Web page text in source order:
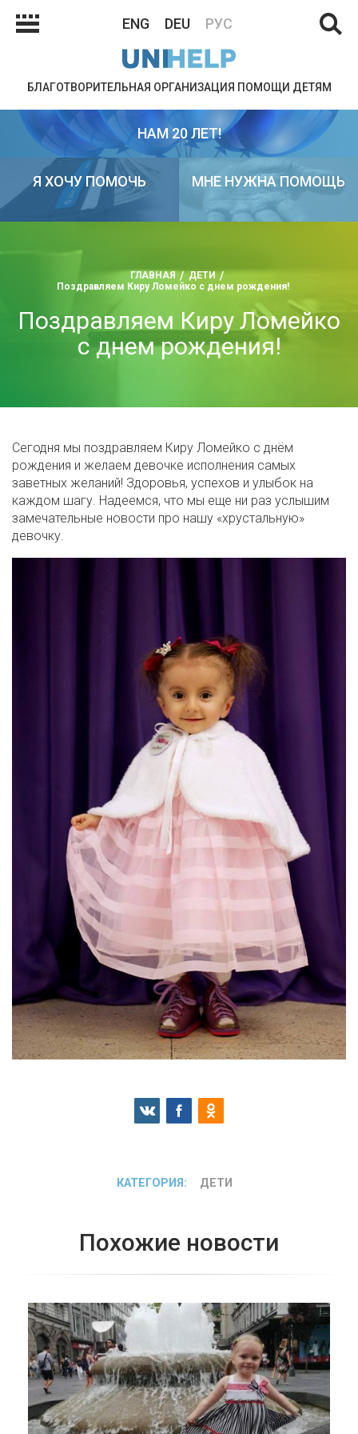
ENG DEU РУС
БЛАГОТВОРИТЕЛЬНАЯ ОРГАНИЗАЦИЯ ПОМОЩИ ДЕТЯМ
НАМ 20 ЛЕТ!
Я ХОЧУ ПОМОЧЬ МНЕ НУЖНА ПОМОЩЬ
ГЛАВНАЯ
ДЕТИ
Поздравляем Киру Ломейко с днем рождения!
Поздравляем Киру Ломейко
с днем рождения!
Сегодня мы поздравляем Киру Ломейко с днём
рождения и желаем девочке исполнения самых
заветных желаний! Здоровья, успехов и улыбок на
каждом шагу. Надеемся, что мы еще ни раз услышим
замечательные новости про нашу «хрустальную»
девочку.
КАТЕГОРИЯ: ДЕТИ
Похожие новости